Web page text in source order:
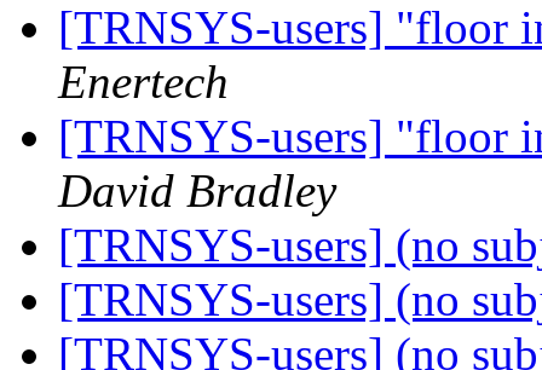
[TRNSYS-users] "floor
Enertech
[TRNSYS-users] "floor
David Bradley
[TRNSYS-users] (no
[TRNSYS-users] (no
[TRNSYS-users] (no